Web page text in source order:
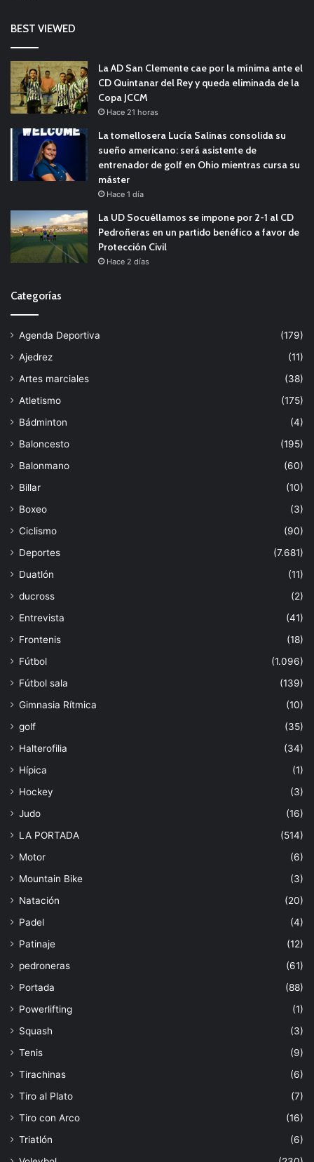
BEST VIEWED
La AD San Clemente cae por la mínima ante el
CD Quintanar del Rey y queda eliminada de la
Copa JCCM
Hace 21 horas
La tomellosera Lucía Salinas consolida su
sueño americano: será asistente de
entrenador de golf en Ohio mientras cursa su
máster
Hace 1 día
La UD Socuéllamos se impone por 2-1 al CD
Pedroñeras en un partido benéfico a favor de
Protección Civil
Hace 2 días
Categorías
Agenda Deportiva
(179)
Ajedrez
(11)
Artes marciales
(38)
Atletismo
(175)
Bádminton
(4)
Baloncesto
(195)
Balonmano
(60)
Billar
(10)
Boxeo
(3)
Ciclismo
(90)
Deportes
(7.681)
Duatlón
(11)
ducross
(2)
Entrevista
(41)
Frontenis
(18)
Fútbol
(1.096)
Fútbol sala
(139)
Gimnasia Rítmica
(10)
golf
(35)
Halterofilia
(34)
Hípica
(1)
Hockey
(3)
Judo
(16)
LA PORTADA
(514)
Motor
(6)
Mountain Bike
(3)
Natación
(20)
Padel
(4)
Patinaje
(12)
pedroneras
(61)
Portada
(88)
Powerlifting
(1)
Squash
(3)
Tenis
(9)
Tirachinas
(6)
Tiro al Plato
(7)
Tiro con Arco
(16)
Triatlón
(6)